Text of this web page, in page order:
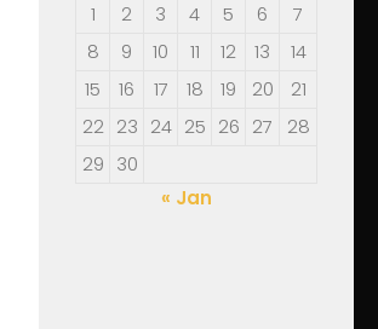
1
2 3 4 5 6
7
8
9 10 11 12 13
14
15
16 17 18 19 20
21
22 23 24 25 26 27
28
29 30
« Jan